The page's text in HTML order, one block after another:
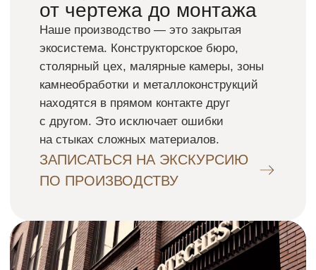
Я даю согласие на обработку
персональных данных
и ознакомлен(а) сПолитикой
обработки персональных
данных .
ПОЛУЧИТЬ РАСЧЕТ И АУДИТ
ПРОЕКТА
Нам доверяют
Мы гордимся сотрудничеством с ведущими